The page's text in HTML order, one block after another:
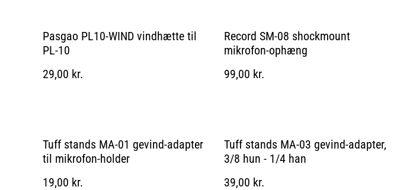
Pasgao PL10-WIND vindhætte til
PL-10
29,00 kr.
Record SM-08 shockmount
mikrofon-ophæng
99,00 kr.
Tuff stands MA-01 gevind-adapter
til mikrofon-holder
19,00 kr.
Tuff stands MA-03 gevind-adapter,
3/8 hun - 1/4 han
39,00 kr.